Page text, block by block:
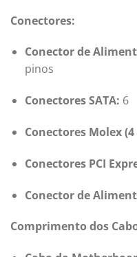
Conectores:
Conector de
pinos
Conectores SATA: 6
Conectores Molex
Conectores PCI
Conector de
Comprimento dos